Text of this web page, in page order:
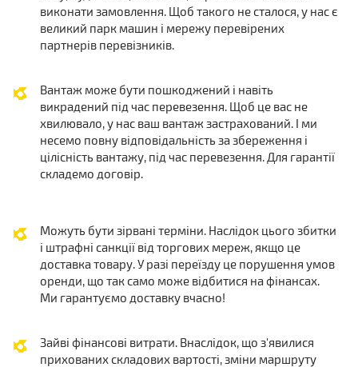
виконати замовлення. Щоб такого не сталося, у нас є
великий парк машин і мережу перевірених
партнерів перевізників.
Вантаж може бути пошкоджений і навіть
викрадений під час перевезення. Щоб це вас не
хвилювало, у нас ваш вантаж застрахований. І ми
несемо повну відповідальність за збереження і
цілісність вантажу, під час перевезення. Для гарантії
складемо договір.
Можуть бути зірвані терміни. Наслідок цього збитки
і штрафні санкції від торгових мереж, якщо це
доставка товару. У разі переїзду це порушення умов
оренди, що так само може відбитися на фінансах.
Ми гарантуємо доставку вчасно!
Зайві фінансові витрати. Внаслідок, що з'явилися
прихованих складових вартості, зміни маршруту